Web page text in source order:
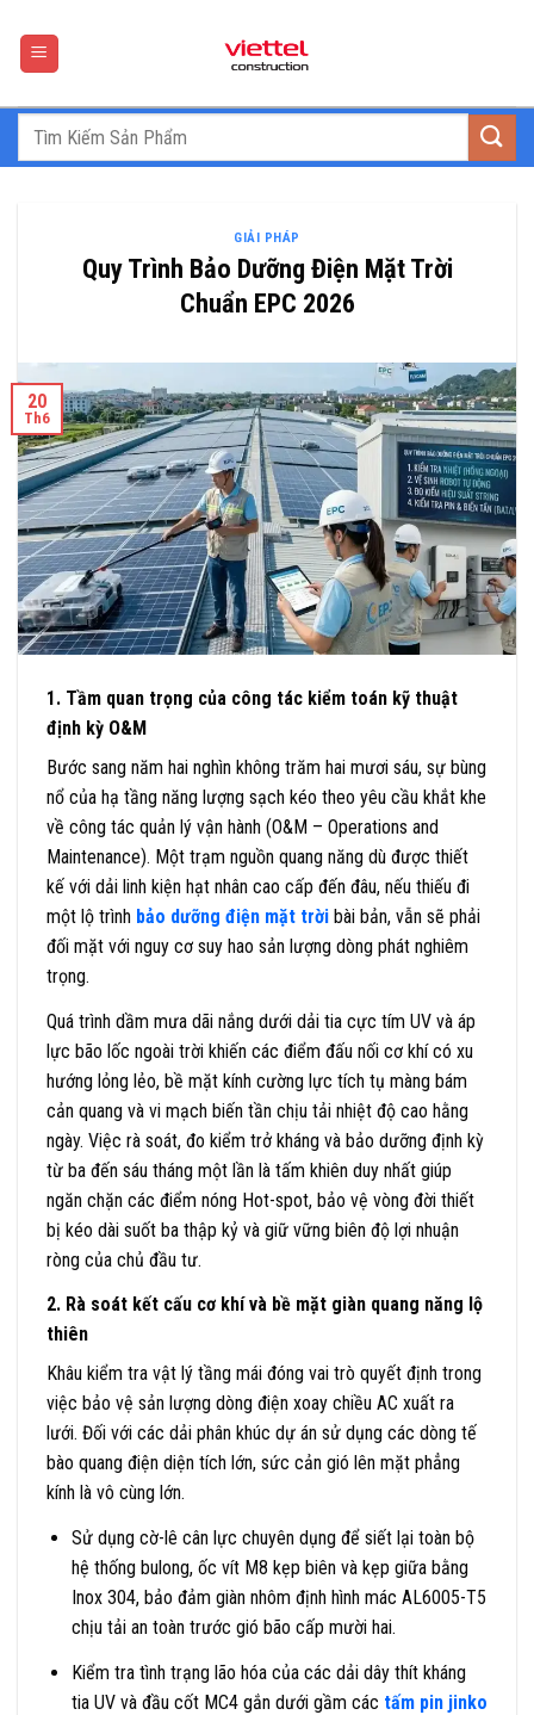
content
GIẢI PHÁP
Quy Trình Bảo Dưỡng Điện Mặt Trời
Chuẩn EPC 2026
20
Th6
1. Tầm quan trọng của công tác kiểm toán kỹ thuật
định kỳ O&M
Bước sang năm hai nghìn không trăm hai mươi sáu, sự bùng
nổ của hạ tầng năng lượng sạch kéo theo yêu cầu khắt khe
về công tác quản lý vận hành (O&M – Operations and
Maintenance). Một trạm nguồn quang năng dù được thiết
kế với dải linh kiện hạt nhân cao cấp đến đâu, nếu thiếu đi
một lộ trình bảo dưỡng điện mặt trời bài bản, vẫn sẽ phải
đối mặt với nguy cơ suy hao sản lượng dòng phát nghiêm
trọng.
Quá trình dầm mưa dãi nắng dưới dải tia cực tím UV và áp
lực bão lốc ngoài trời khiến các điểm đấu nối cơ khí có xu
hướng lỏng lẻo, bề mặt kính cường lực tích tụ màng bám
cản quang và vi mạch biến tần chịu tải nhiệt độ cao hằng
ngày. Việc rà soát, đo kiểm trở kháng và bảo dưỡng định kỳ
từ ba đến sáu tháng một lần là tấm khiên duy nhất giúp
ngăn chặn các điểm nóng Hot-spot, bảo vệ vòng đời thiết
bị kéo dài suốt ba thập kỷ và giữ vững biên độ lợi nhuận
ròng của chủ đầu tư.
2. Rà soát kết cấu cơ khí và bề mặt giàn quang năng lộ
thiên
Khâu kiểm tra vật lý tầng mái đóng vai trò quyết định trong
việc bảo vệ sản lượng dòng điện xoay chiều AC xuất ra
lưới. Đối với các dải phân khúc dự án sử dụng các dòng tế
bào quang điện diện tích lớn, sức cản gió lên mặt phẳng
kính là vô cùng lớn.
Sử dụng cờ-lê cân lực chuyên dụng để siết lại toàn bộ
hệ thống bulong, ốc vít M8 kẹp biên và kẹp giữa bằng
Inox 304, bảo đảm giàn nhôm định hình mác AL6005-T5
chịu tải an toàn trước gió bão cấp mười hai.
Kiểm tra tình trạng lão hóa của các dải dây thít kháng
tia UV và đầu cốt MC4 gắn dưới gầm các tấm pin jinko